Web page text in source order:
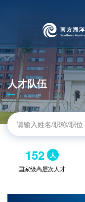
人才队伍
152 人
国家级高层次人才